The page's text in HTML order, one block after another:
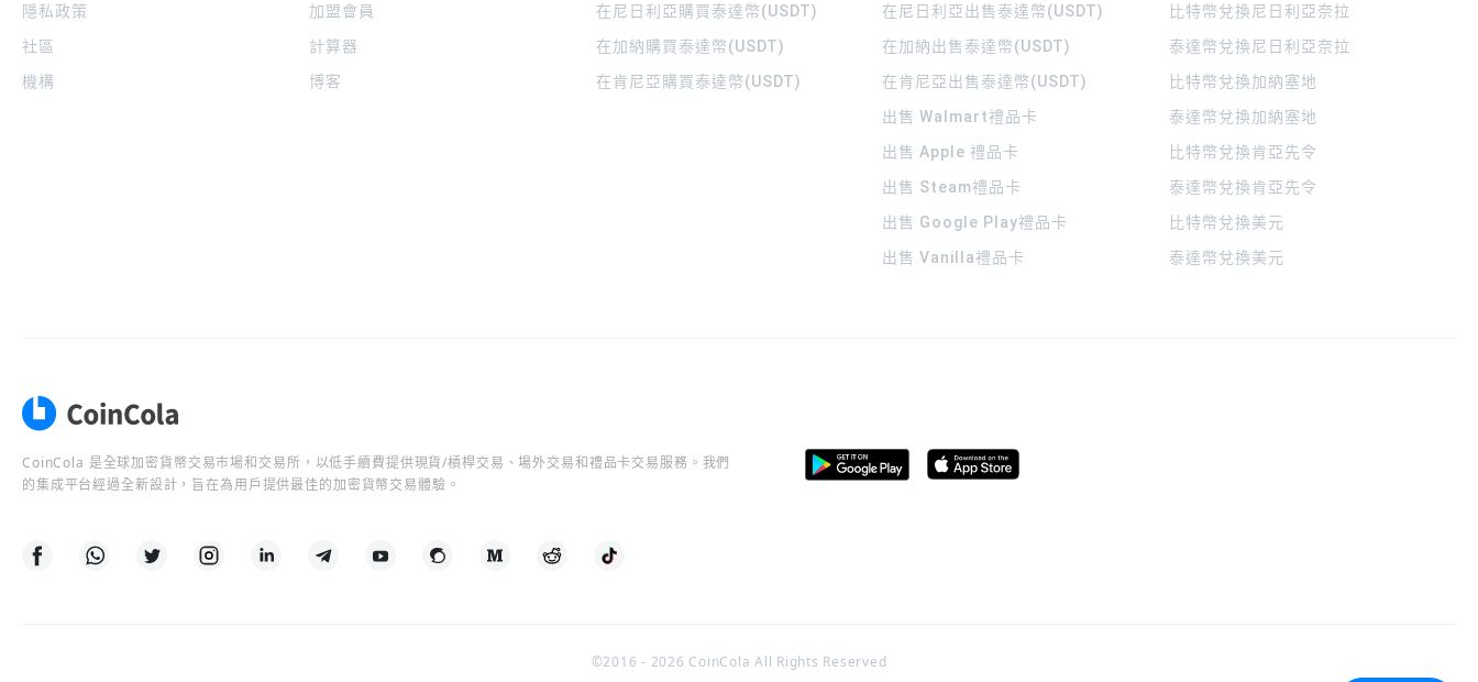
隱私政策
社區
機構
加盟會員
計算器
博客
在尼日利亞購買泰達幣(USDT)
在加納購買泰達幣(USDT)
在肯尼亞購買泰達幣(USDT)
在尼日利亞出售泰達幣(USDT)
在加納出售泰達幣(USDT)
在肯尼亞出售泰達幣(USDT)
出售 Walmart禮品卡
出售 Apple 禮品卡
出售 Steam禮品卡
出售 Google Play禮品卡
出售 Vanilla禮品卡
比特幣兌換尼日利亞奈拉
泰達幣兌換尼日利亞奈拉
比特幣兌換加納塞地
泰達幣兌換加納塞地
比特幣兌換肯亞先令
泰達幣兌換肯亞先令
比特幣兌換美元
泰達幣兌換美元
CoinCola 是全球加密貨幣交易市場和交易所，以低手續費提供現貨/槓桿交易、場外交易和禮品卡交易服務。我們
的集成平台經過全新設計，旨在為用戶提供最佳的加密貨幣交易體驗。
©2016 - 2026 CoinCola All Rights Reserved